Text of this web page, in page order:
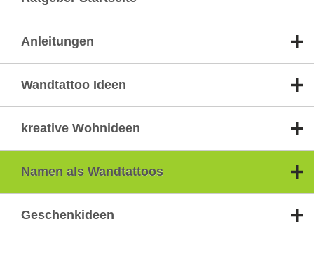
Anleitungen
Wandtattoo Ideen
kreative Wohnideen
Namen als Wandtattoos
Geschenkideen